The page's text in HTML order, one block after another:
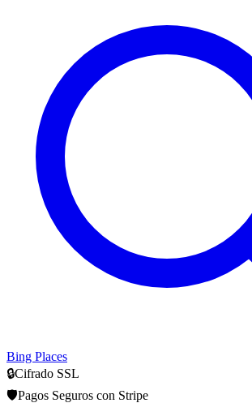
Bing Places
🔒Cifrado SSL
🛡️Pagos Seguros con Stripe